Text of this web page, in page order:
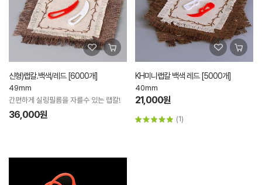
신형)랩칼.백색/레드 [6000개]
49mm
간편하게 실링필름을 자를수 있는 랩칼!
36,000원
KH미니랩칼 백색 레드 [5000개]
40mm
21,000원
(1)